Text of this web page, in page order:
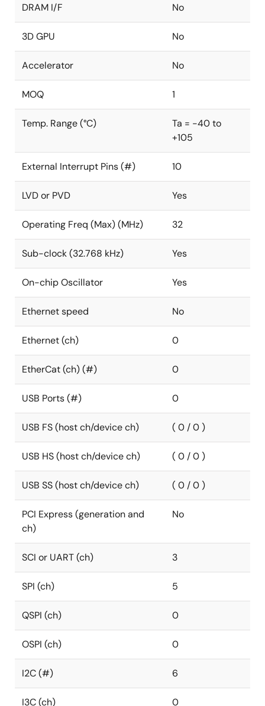
DRAM I/F No
3D GPU No
Accelerator No
MOQ 1
Temp. Range (°C)
Ta = -40 to
+105
External Interrupt Pins (#) 10
LVD or PVD Yes
Operating Freq (Max) (MHz) 32
Sub-clock (32.768 kHz) Yes
On-chip Oscillator Yes
Ethernet speed No
Ethernet (ch) 0
EtherCat (ch) (#) 0
USB Ports (#) 0
USB FS (host ch/device ch) ( 0 / 0 )
USB HS (host ch/device ch) ( 0 / 0 )
USB SS (host ch/device ch) ( 0 / 0 )
PCI Express (generation and
ch)
No
SCI or UART (ch) 3
SPI (ch) 5
QSPI (ch) 0
OSPI (ch) 0
I2C (#) 6
I3C (ch) 0